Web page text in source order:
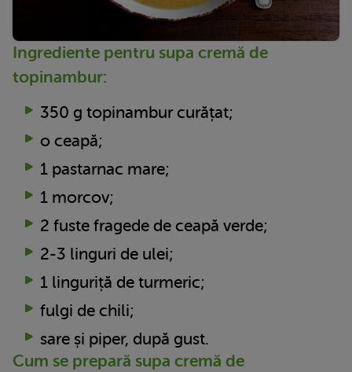
Ingrediente pentru supa cremă de
topinambur:
350 g topinambur curățat;
o ceapă;
1 pastarnac mare;
1 morcov;
2 fuste fragede de ceapă verde;
2-3 linguri de ulei;
1 linguriță de turmeric;
fulgi de chili;
sare și piper, după gust.
Cum se prepară supa cremă de